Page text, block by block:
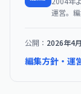
運営。
公開： 2026年4
編集方針・運